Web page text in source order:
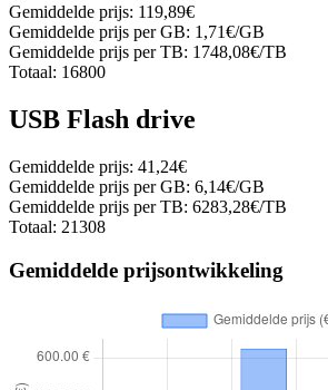
Gemiddelde prijs: 119,89€
Gemiddelde prijs per GB: 1,71€/GB
Gemiddelde prijs per TB: 1748,08€/TB
Totaal: 16800
USB Flash drive
Gemiddelde prijs: 41,24€
Gemiddelde prijs per GB: 6,14€/GB
Gemiddelde prijs per TB: 6283,28€/TB
Totaal: 21308
Gemiddelde prijsontwikkeling